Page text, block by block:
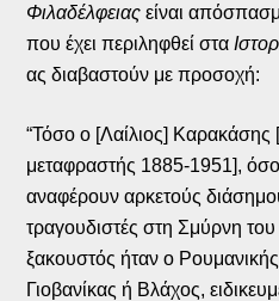
Φιλαδέλφειας είναι
που έχει περιληφθεί στα
ας διαβαστούν με προσοχή:
“Τόσο ο [Λαίλιος] Καρακάσης
μεταφραστής 1885-1951],
αναφέρουν αρκετούς
τραγουδιστές στη Σμύρνη
ξακουστός ήταν ο
Γιοβανίκας ή Βλάχος,